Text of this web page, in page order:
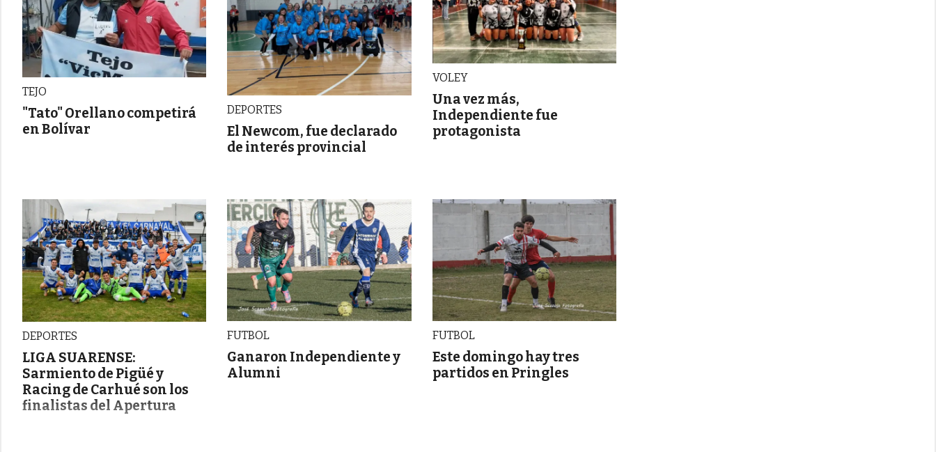
TEJO
"Tato" Orellano competirá
en Bolívar
DEPORTES
El Newcom, fue declarado
de interés provincial
VOLEY
Una vez más,
Independiente fue
protagonista
DEPORTES
LIGA SUARENSE:
Sarmiento de Pigüé y
Racing de Carhué son los
finalistas del Apertura
FUTBOL
Ganaron Independiente y
Alumni
FUTBOL
Este domingo hay tres
partidos en Pringles